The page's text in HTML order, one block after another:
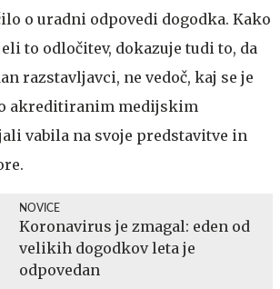
o uradni odpovedi dogodka. Kako
to odločitev, dokazuje tudi to, da
razstavljavci, ne vedoč, kaj se je
akreditiranim medijskim
vabila na svoje predstavitve in
NOVICE
Koronavirus je zmagal: eden od
velikih dogodkov leta je
odpovedan